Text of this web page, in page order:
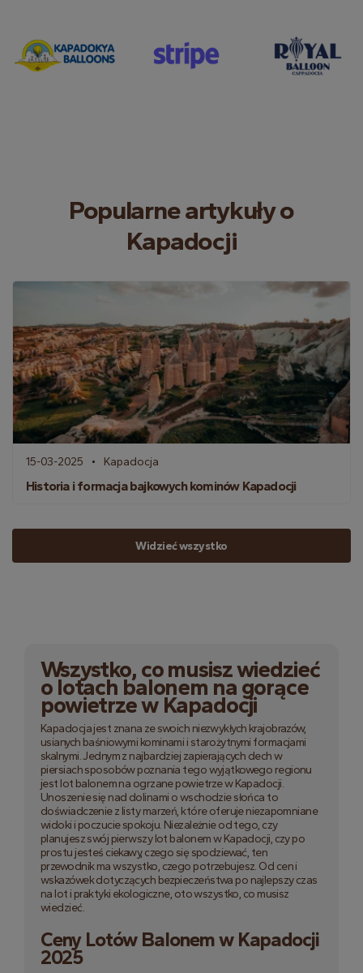
Popularne artykuły o
Kapadocji
15-03-2025 Kapadocja
Historia i formacja bajkowych kominów Kapadocji
Widzieć wszystko
Wszystko, co musisz wiedzieć
o lotach balonem na gorące
powietrze w Kapadocji
Kapadocja jest znana ze swoich niezwykłych krajobrazów,
usianych baśniowymi kominami i starożytnymi formacjami
skalnymi. Jednym z najbardziej zapierających dech w
piersiach sposobów poznania tego wyjątkowego regionu
jest lot balonem na ogrzane powietrze w Kapadocji.
Unoszenie się nad dolinami o wschodzie słońca to
doświadczenie z listy marzeń, które oferuje niezapomniane
widoki i poczucie spokoju. Niezależnie od tego, czy
planujesz swój pierwszy lot balonem w Kapadocji, czy po
prostu jesteś ciekawy, czego się spodziewać, ten
przewodnik ma wszystko, czego potrzebujesz. Od cen i
wskazówek dotyczących bezpieczeństwa po najlepszy czas
na lot i praktyki ekologiczne, oto wszystko, co musisz
wiedzieć.
Ceny Lotów Balonem w Kapadocji
2025